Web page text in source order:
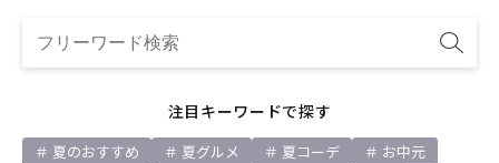
注目キーワードで探す
夏のおすすめ 夏グルメ 夏コーデ
お中元